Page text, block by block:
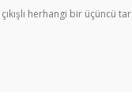
herhangi bir üçüncü